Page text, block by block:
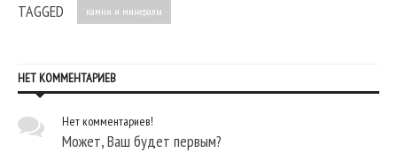
TAGGED камни и минералы
НЕТ КОММЕНТАРИЕВ
Нет комментариев!
Может, Ваш будет первым?